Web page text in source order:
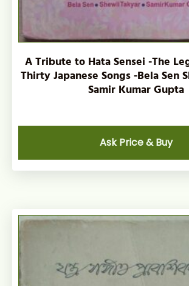
A Tribute to Hata Sensei -The
Thirty Japanese Songs -Bela Sen
Samir Kumar Gupta
Ask Price & Buy